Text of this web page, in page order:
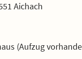
Aichach
(Aufzug